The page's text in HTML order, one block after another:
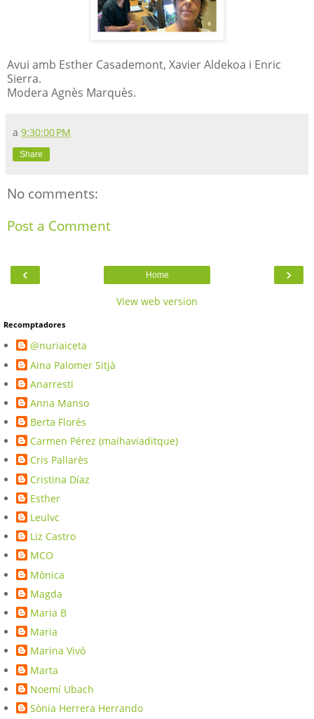
Avui amb Esther Casademont, Xavier Aldekoa i Enric
Sierra.
Modera Agnès Marquès.
a 9:30:00 PM
Share
No comments:
Post a Comment
‹ ›
Home
View web version
Recomptadores
@nuriaiceta
Aina Palomer Sitjà
Anarresti
Anna Manso
Berta Florés
Carmen Pérez (maihaviaditque)
Cris Pallarès
Cristina Díaz
Esther
Leulvc
Liz Castro
MCO
Mònica
Magda
Maria B
Maria
Marina Vivó
Marta
Noemí Ubach
Sònia Herrera Herrando